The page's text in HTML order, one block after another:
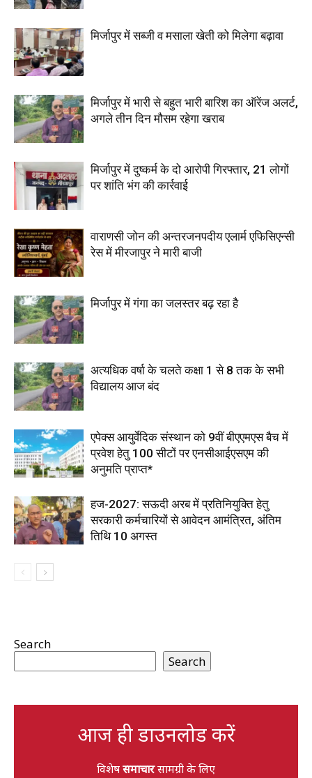
मिर्जापुर में सब्जी व मसाला खेती को मिलेगा बढ़ावा
मिर्जापुर में भारी से बहुत भारी बारिश का ऑरेंज अलर्ट,
अगले तीन दिन मौसम रहेगा खराब
मिर्जापुर में दुष्कर्म के दो आरोपी गिरफ्तार, 21 लोगों
पर शांति भंग की कार्रवाई
वाराणसी जोन की अन्तरजनपदीय एलार्म एफिसिएन्सी
रेस में मीरजापुर ने मारी बाजी
मिर्जापुर में गंगा का जलस्तर बढ़ रहा है
अत्यधिक वर्षा के चलते कक्षा 1 से 8 तक के सभी
विद्यालय आज बंद
एपेक्स आयुर्वेदिक संस्थान को 9वीं बीएएमएस बैच में
प्रवेश हेतु 100 सीटों पर एनसीआईएसएम की
अनुमति प्राप्त*
हज-2027: सऊदी अरब में प्रतिनियुक्ति हेतु
सरकारी कर्मचारियों से आवेदन आमंत्रित, अंतिम
तिथि 10 अगस्त
Search
Search
आज ही डाउनलोड करें
विशेषसमाचारसामग्री के लिए